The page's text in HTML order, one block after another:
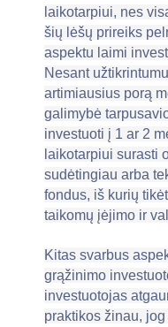
laikotarpiui, nes
šių lėšų prireiks
aspektu laimi
Nesant
artimiausius porą
galimybė
investuoti į 1 ar 2
laikotarpiui surasti
sudėtingiau arba
fondus, iš kurių
taikomų įėjimo ir
Kitas svarbus
grąžinimo
investuotojas
praktikos žinau,